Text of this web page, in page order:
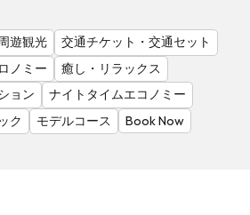
遊観光
交通チケット・交通セット
ノミー
癒し・リラックス
ョン
ナイトタイムエコノミー
ク モデルコース Book Now